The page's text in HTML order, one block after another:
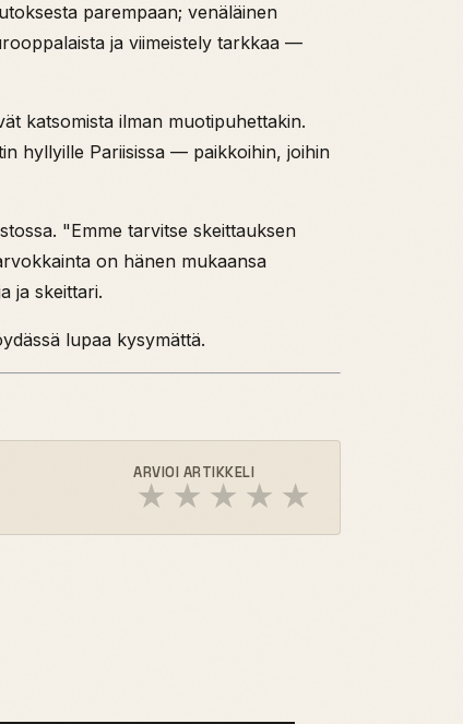
parempaan; venäläinen
ja viimeistely tarkkaa —
katsomista ilman muotipuhettakin.
hyllyille Pariisissa — paikkoihin, joihin
"Emme tarvitse skeittauksen
on hänen mukaansa
ja skeittari.
lupaa kysymättä.
ARVIOI ARTIKKELI
★ ★ ★ ★ ★